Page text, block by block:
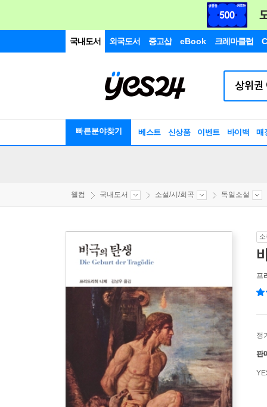
국내도서 외국도서 중고샵 eBook 크레마클럽
빠른분야찾기 베스트 신상품 이벤트 바이백 매
웰컴 국내도서 소설/시/희곡 독일소설
프
정
판